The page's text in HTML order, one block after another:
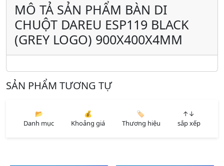
MÔ TẢ SẢN PHẨM BÀN DI
CHUỘT DAREU ESP119 BLACK
(GREY LOGO) 900X400X4MM
SẢN PHẨM TƯƠNG TỰ
📂
Danh mục
💰
Khoảng giá
🏷️
Thương hiệu
↑↓
sắp xếp